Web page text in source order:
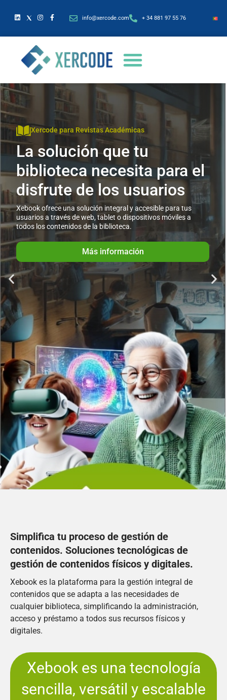
info@xercode.com + 34 881 97 55 76
Xercode para Revistas Académicas
La solución que tu
biblioteca necesita para el
disfrute de los usuarios
Xebook ofrece una solución integral y accesible para tus
usuarios a través de web, tablet o dispositivos móviles a
todos los contenidos de la biblioteca.
Más información
Simplifica tu proceso de gestión de
contenidos. Soluciones tecnológicas de
gestión de contenidos físicos y digitales.
Xebook es la plataforma para la gestión integral de
contenidos que se adapta a las necesidades de
cualquier biblioteca, simplificando la administración,
acceso y préstamo a todos sus recursos físicos y
digitales.
Xebook es una tecnología
sencilla, versátil y escalable